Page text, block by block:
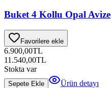
Buket 4 Kollu Opal Avize
Favorilere ekle
6.900,00TL
11.540,00TL
Stokta var
Sepete Ekle Ürün detayı